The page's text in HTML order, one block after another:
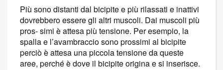
Più sono distanti dal bicipite e più rilassati e inattivi
dovrebbero essere gli altri muscoli. Dai muscoli più
pros- simi è attesa più tensione. Per esempio, la
spalla e l’avambraccio sono prossimi al bicipite
perciò è attesa una piccola tensione da queste
aree, perché è dove il bicipite origina e si inserisce.